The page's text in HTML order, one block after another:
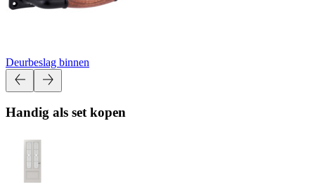
Deurbeslag binnen
Handig als set kopen